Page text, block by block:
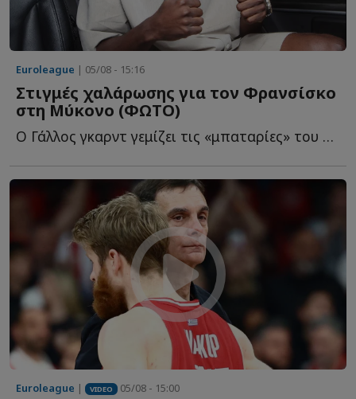
Euroleague | 05/08 - 15:16
Στιγμές χαλάρωσης για τον Φρανσίσκο
στη Μύκονο (ΦΩΤΟ)
Ο Γάλλος γκαρντ γεμίζει τις «μπαταρίες» του στο «νησί τ...
Euroleague | VIDEO 05/08 - 15:00